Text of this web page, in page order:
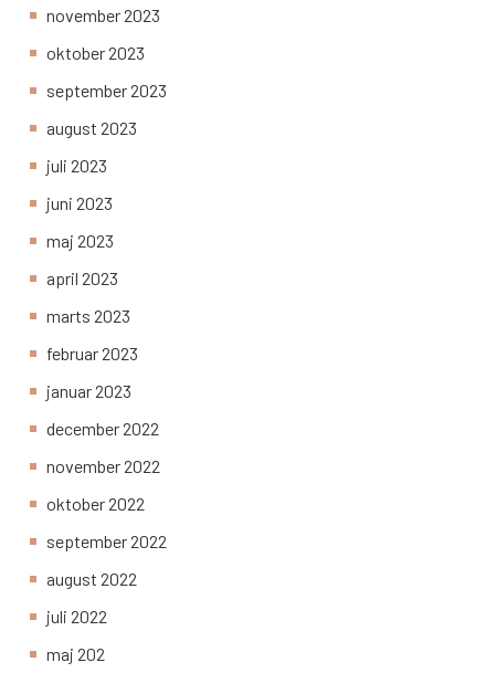
november 2023
oktober 2023
september 2023
august 2023
juli 2023
juni 2023
maj 2023
april 2023
marts 2023
februar 2023
januar 2023
december 2022
november 2022
oktober 2022
september 2022
august 2022
juli 2022
maj 202